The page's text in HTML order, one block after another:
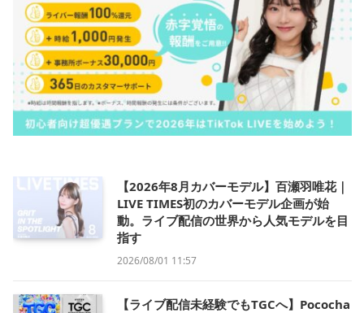
【2026年8月カバーモデル】百瀬羽唯花｜
LIVE TIMES初のカバーモデル企画が始
動。ライブ配信の世界から人気モデルを目
指す
2026/08/01 11:57
【ライブ配信未経験でもTGCへ】Pococha